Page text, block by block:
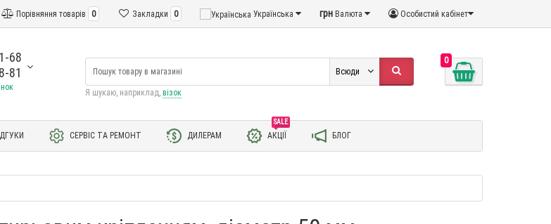
Особистий кабінет
грн Валюта
Українська
Закладки 0
Порівняння товарів 0
68
81
0
Всюди
Я шукаю, наприклад, візок
СЕРВІС ТА РЕМОНТ ДИЛЕРАМ
SALE
АКЦІЇ БЛОГ